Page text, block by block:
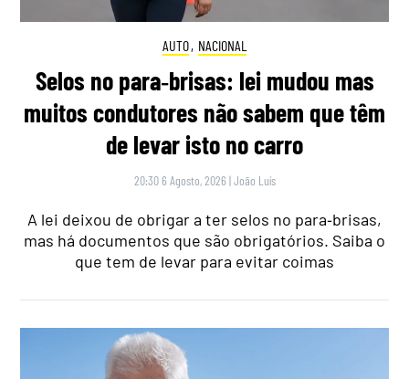
AUTO, NACIONAL
Selos no para‑brisas: lei mudou mas
muitos condutores não sabem que têm
de levar isto no carro
20:30 6 Agosto, 2026 |João Luís
A lei deixou de obrigar a ter selos no para‑brisas,
mas há documentos que são obrigatórios. Saiba o
que tem de levar para evitar coimas